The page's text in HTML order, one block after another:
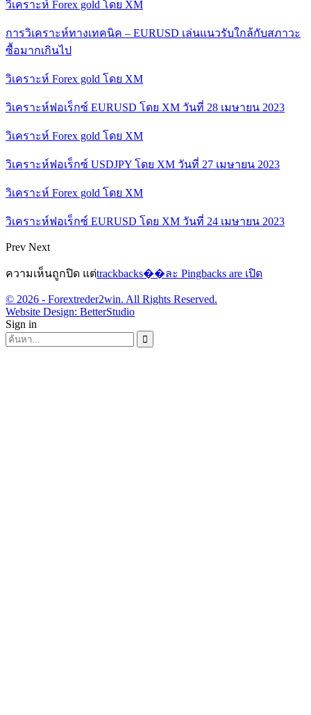
วิเคราะห์ Forex gold โดย XM
การวิเคราะห์ทางเทคนิค – EURUSD เล่นแนวรับใกล้กับสภาวะ
ซื้อมากเกินไป
วิเคราะห์ Forex gold โดย XM
วิเคราะห์ฟอเร็กซ์ EURUSD โดย XM วันที่ 28 เมษายน 2023
วิเคราะห์ Forex gold โดย XM
วิเคราะห์ฟอเร็กซ์ USDJPY โดย XM วันที่ 27 เมษายน 2023
วิเคราะห์ Forex gold โดย XM
วิเคราะห์ฟอเร็กซ์ EURUSD โดย XM วันที่ 24 เมษายน 2023
Prev Next
ความเห็นถูกปิด แต่trackbacks��ละ Pingbacks are เปิด
© 2026 - Forextreder2win. All Rights Reserved.
Website Design: BetterStudio
Sign in